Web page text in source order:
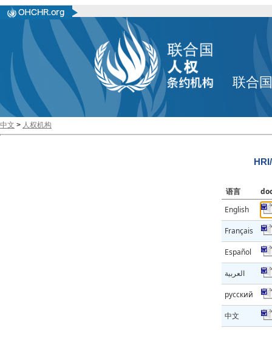
联合
中文 > 人权机构
语言
English
Français
Español
العربية
русский
中文